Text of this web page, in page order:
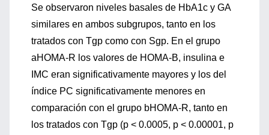
Se observaron niveles basales de HbA1c y GA
similares en ambos subgrupos, tanto en los
tratados con Tgp como con Sgp. En el grupo
aHOMA-R los valores de HOMA-B, insulina e
IMC eran significativamente mayores y los del
índice PC significativamente menores en
comparación con el grupo bHOMA-R, tanto en
los tratados con Tgp (p < 0.0005, p < 0.00001, p